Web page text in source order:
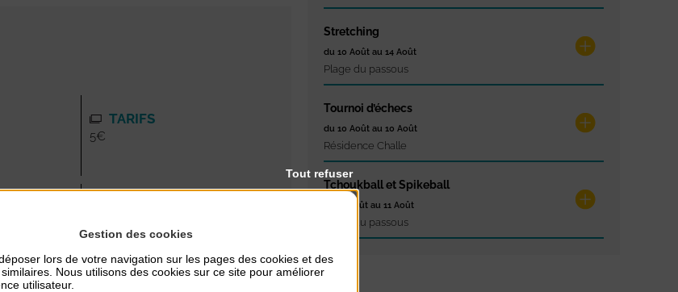
TARIFS
5€
Stretching
du 10 Août au 14 Août
Plage du passous
Tournoi d’échecs
du 10 Août au 10 Août
Résidence Challe
Tchoukball et Spikeball
du 11 Août au 11 Août
Plage du passous
Gestion des cookies
lors de votre navigation sur les pages des cookies et des
Nous utilisons des cookies sur ce site pour améliorer
utilisateur.
Tout refuser